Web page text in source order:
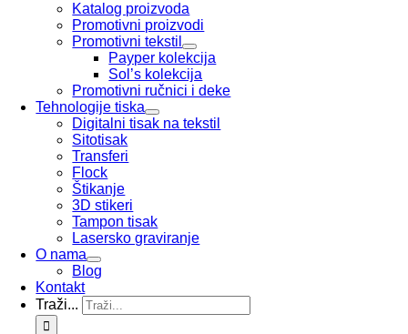
Katalog proizvoda
Promotivni proizvodi
Promotivni tekstil
Payper kolekcija
Sol’s kolekcija
Promotivni ručnici i deke
Tehnologije tiska
Digitalni tisak na tekstil
Sitotisak
Transferi
Flock
Štikanje
3D stikeri
Tampon tisak
Lasersko graviranje
O nama
Blog
Kontakt
Traži...